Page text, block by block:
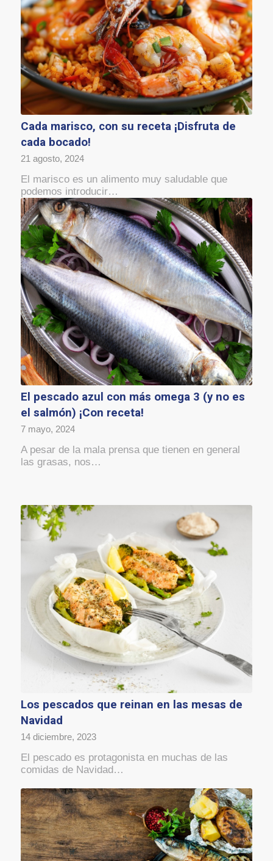
Cada marisco, con su receta ¡Disfruta de
cada bocado!
21 agosto, 2024
El marisco es un alimento muy saludable que
podemos introducir…
El pescado azul con más omega 3 (y no es
el salmón) ¡Con receta!
7 mayo, 2024
A pesar de la mala prensa que tienen en general
las grasas, nos…
Los pescados que reinan en las mesas de
Navidad
14 diciembre, 2023
El pescado es protagonista en muchas de las
comidas de Navidad…